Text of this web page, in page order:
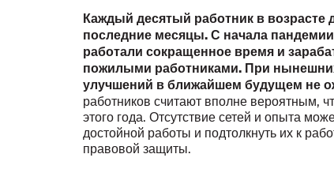
Каждый десятый работник в возрасте
последние месяцы. С начала
работали сокращенное время и
пожилыми работниками. При
улучшений в ближайшем будущем не
работников считают вполне вероятным,
этого года. Отсутствие сетей и опыта
достойной работы и подтолкнуть их к
правовой защиты.